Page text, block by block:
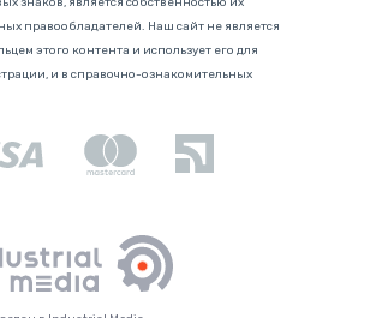
правообладателей. Наш сайт не является
этого контента и использует его для
и в справочно-ознакомительных